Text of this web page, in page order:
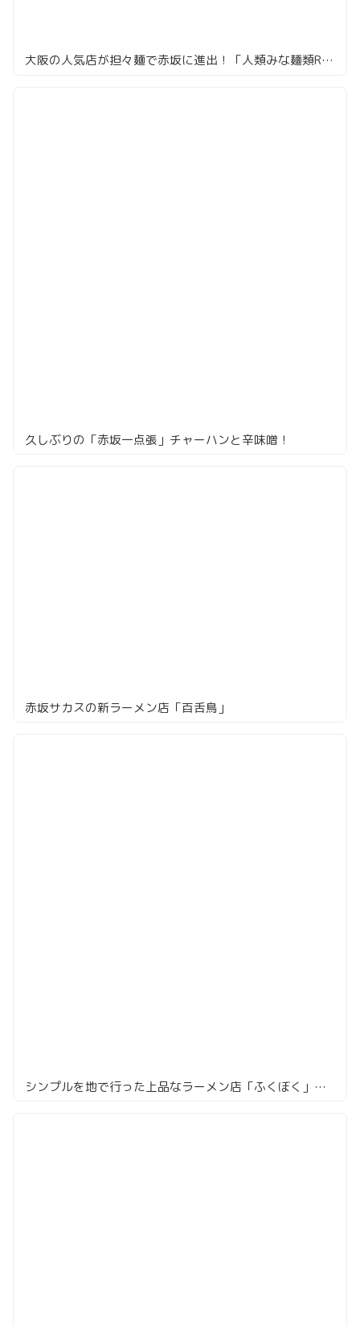
大阪の人気店が担々麺で赤坂に進出！「人類みな麺類RED」
久しぶりの「赤坂一点張」チャーハンと辛味噌！
赤坂サカスの新ラーメン店「百舌鳥」
シンプルを地で行った上品なラーメン店「ふくぼく」の醤油かけ麺